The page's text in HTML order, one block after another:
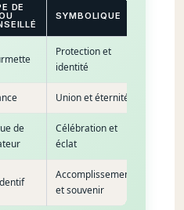
DE
SYMBOLIQUE
Protection et
identité
Union et éternité
de
Célébration et
éclat
Accomplissement
et souvenir